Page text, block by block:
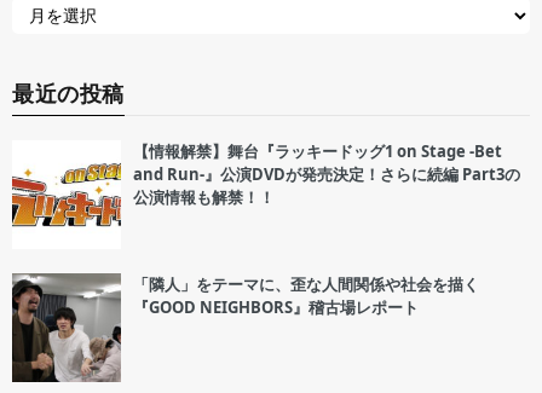
最近の投稿
【情報解禁】舞台『ラッキードッグ1 on Stage -Bet
and Run-』公演DVDが発売決定！さらに続編 Part3の
公演情報も解禁！！
「隣人」をテーマに、歪な人間関係や社会を描く
『GOOD NEIGHBORS』稽古場レポート